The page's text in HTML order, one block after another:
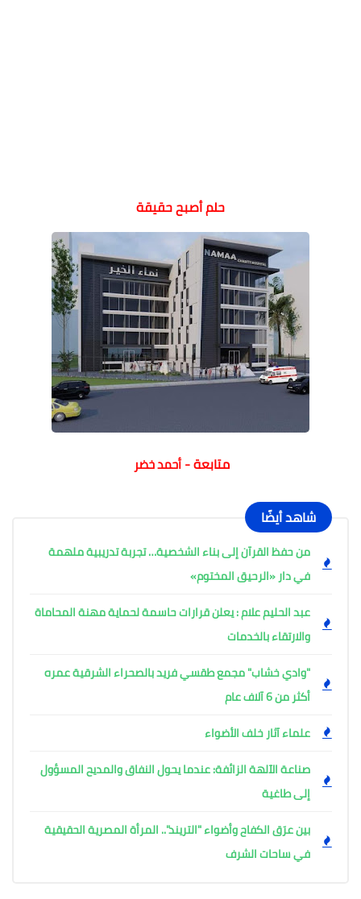
حلم أصبح حقيقة
متابعة -أحمد خضر
شاهد أيضًا
من حفظ القرآن إلى بناء الشخصية… تجربة تدريبية ملهمة
في دار «الرحيق المختوم»
عبد الحليم علام : يعلن قرارات حاسمة لحماية مهنة المحاماة
والارتقاء بالخدمات
"وادي خشاب" مجمع طقسي فريد بالصحراء الشرقية عمره
أكثر من 6 آلاف عام
علماء آثار خلف الأضواء
صناعة الآلهة الزائفة: عندما يحول النفاق والمديح المسؤول
إلى طاغية
بين عرَق الكفاح وأضواء "التريند".. المرأة المصرية الحقيقية
في ساحات الشرف